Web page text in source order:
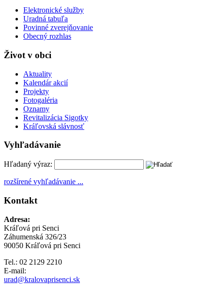
Elektronické služby
Uradná tabuľa
Povinné zverejňovanie
Obecný rozhlas
Život v obci
Aktuality
Kalendár akcií
Projekty
Fotogaléria
Oznamy
Revitalizácia Sigotky
Kráľovská slávnosť
Vyhľadávanie
Hľadaný výraz:
rozšírené vyhľadávanie ...
Kontakt
Adresa:
Kráľová pri Senci
Záhumenská 326/23
90050 Kráľová pri Senci
Tel.: 02 2129 2210
E-mail:
urad@kralovaprisenci.sk